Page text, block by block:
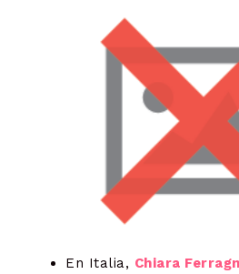
En Italia, Chiara